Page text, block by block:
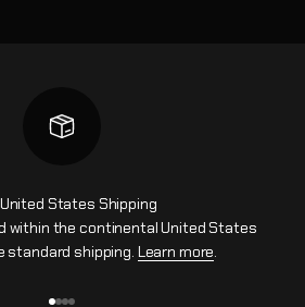
States Shipping
within the continental United States
standard shipping. Learn more.